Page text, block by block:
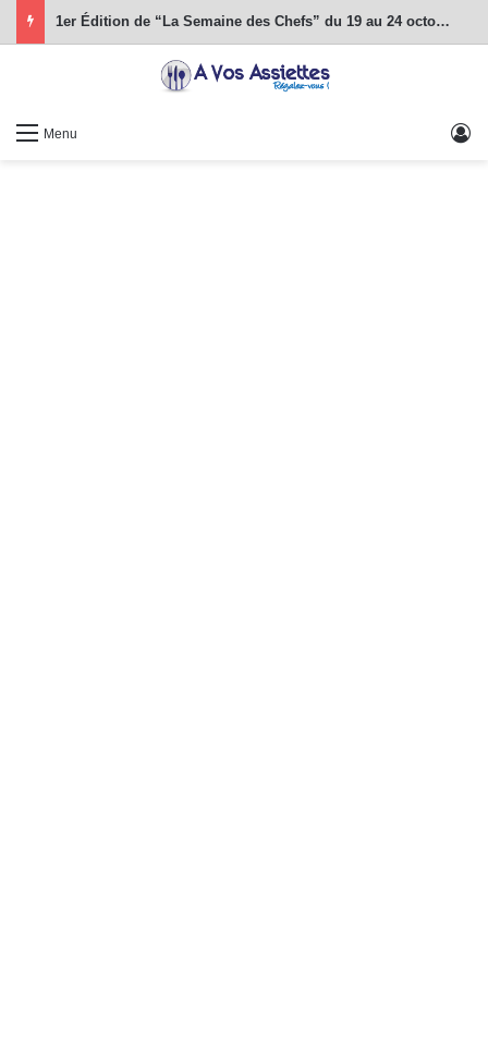
1er Édition de “La Semaine des Chefs” du 19 au 24 octobre 2026
Menu